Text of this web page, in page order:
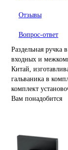
Отзывы
Вопрос-ответ
Раздельная ручка
входных и
Китай,
гальваника в
комплект
Вам понадобится